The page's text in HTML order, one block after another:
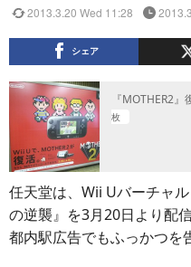
2013.3.20 Wed 11:28
シェア
『MOTHER2
枚
任天堂は、Wii Uバーチャ
の逆襲』を3月20日より配
都内駅広告でもふっかつを